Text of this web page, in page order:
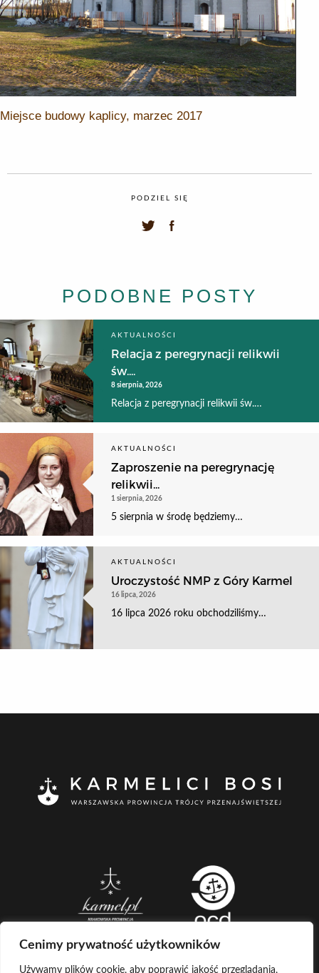
Cenimy prywatność użytkowników
Używamy plików cookie, aby poprawić jakość przeglądania,
Miejsce budowy kaplicy, marzec 2017
PODZIEL SIĘ
PODOBNE POSTY
AKTUALNOŚCI
Relacja z peregrynacji relikwii
św....
8 sierpnia, 2026
Relacja z peregrynacji relikwii św.…
AKTUALNOŚCI
Zaproszenie na peregrynację
relikwii...
1 sierpnia, 2026
5 sierpnia w środę będziemy…
AKTUALNOŚCI
Uroczystość NMP z Góry Karmel
16 lipca, 2026
16 lipca 2026 roku obchodziliśmy…